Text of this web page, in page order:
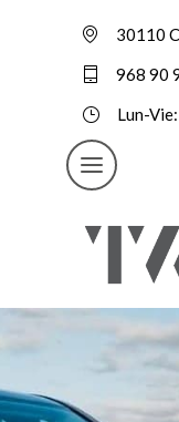
30110
968 90
Lun-